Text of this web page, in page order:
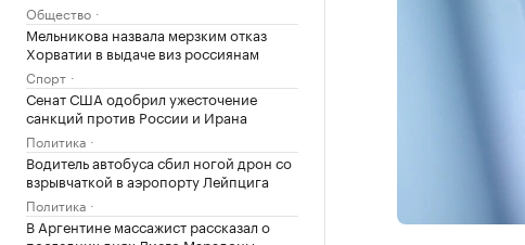
Общество
Мельникова назвала мерзким отказ
Хорватии в выдаче виз россиянам
Спорт
Сенат США одобрил ужесточение
санкций против России и Ирана
Политика
Водитель автобуса сбил ногой дрон со
взрывчаткой в аэропорту Лейпцига
Политика
В Аргентине массажист рассказал о